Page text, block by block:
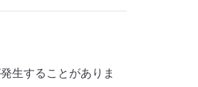
生することがありま